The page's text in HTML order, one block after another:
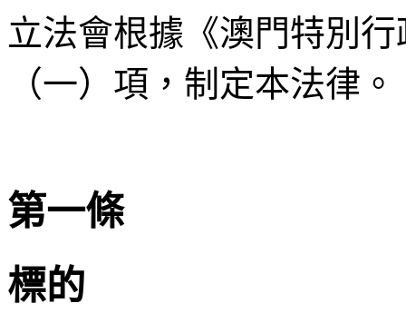
立法會根據《澳門特別
（一）項，制定本法律。
第一條
標的